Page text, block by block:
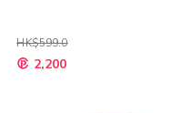
HK$599.0
2,200